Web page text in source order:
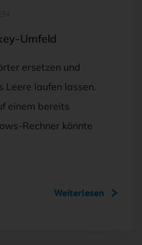
Umfeld
ersetzen und
Leere laufen lassen.
einem bereits
Rechner könnte
Weiterlesen